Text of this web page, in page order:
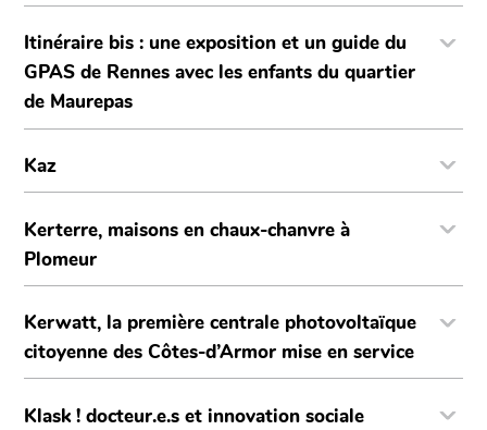
Itinéraire bis : une exposition et un guide du
GPAS de Rennes avec les enfants du quartier
de Maurepas
Kaz
Kerterre, maisons en chaux-chanvre à
Plomeur
Kerwatt, la première centrale photovoltaïque
citoyenne des Côtes-d’Armor mise en service
Klask ! docteur.e.s et innovation sociale